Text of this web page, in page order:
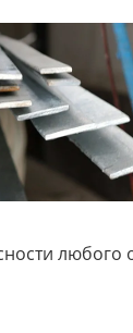
любого